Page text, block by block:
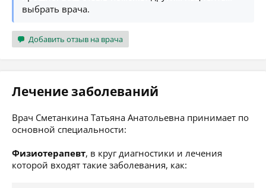
выбрать врача.
Добавить отзыв на врача
Лечение заболеваний
Врач Сметанкина Татьяна Анатольевна принимает по
основной специальности:
Физиотерапевт, в круг диагностики и лечения
которой входят такие заболевания, как: